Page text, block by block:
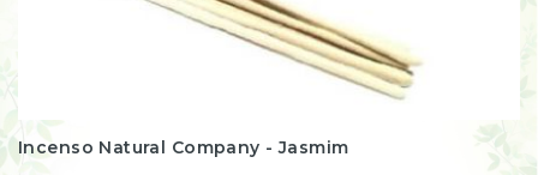
Incenso Natural Company - Jasmim